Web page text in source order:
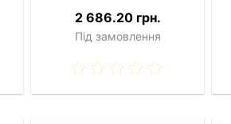
2 686.20 грн.
Під замовлення